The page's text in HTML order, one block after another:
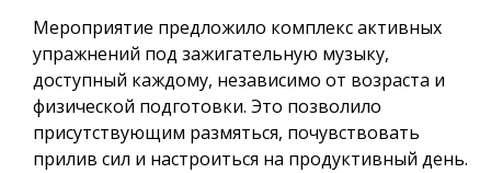
Мероприятие предложило комплекс активных
упражнений под зажигательную музыку,
доступный каждому, независимо от возраста и
физической подготовки. Это позволило
присутствующим размяться, почувствовать
прилив сил и настроиться на продуктивный день.